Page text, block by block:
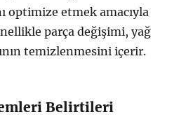
optimize etmek amacıyla
parça değişimi, yağ
temizlenmesini içerir.
Belirtileri